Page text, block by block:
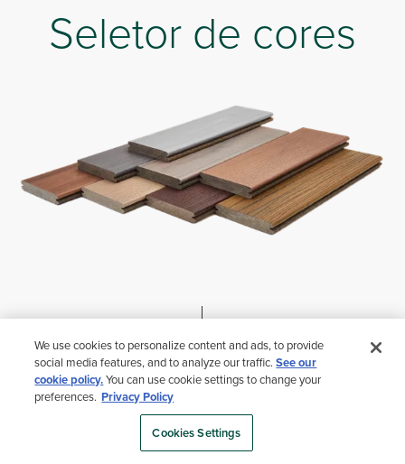
Seletor de cores
ENCONTRAR UM
We use cookies to personalize content and ads, to provide
social media features, and to analyze our traffic.See our
cookie policy.You can use cookie settings to change your
preferences. Privacy Policy
Cookies Settings